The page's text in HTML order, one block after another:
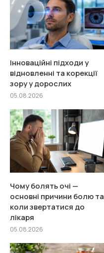
Інноваційні підходи у
відновленні та корекції
зору у дорослих
05.08.2026
Чому болять очі —
основні причини болю та
коли звертатися до
лікаря
05.08.2026